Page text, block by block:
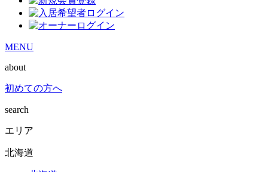
MENU
about
初めての方へ
search
エリア
北海道